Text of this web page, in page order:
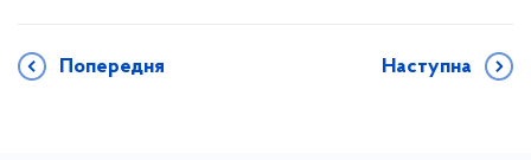
Попередня Наступна